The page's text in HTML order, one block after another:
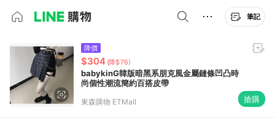
筆記
降價
$304 (降$76)
babykinG韓版暗黑系朋克風金屬鏈條凹凸時
尚個性潮流簡約百搭皮帶
東森購物 ETMall 搶購